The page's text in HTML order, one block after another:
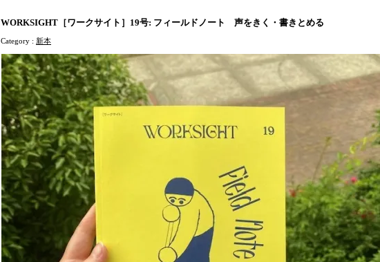
WORKSIGHT［ワークサイト］19号: フィールドノート 声をきく・書きとめる
Category : 新本